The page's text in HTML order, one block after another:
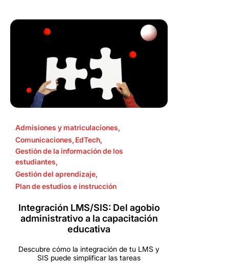
Admisiones y matriculaciones,
Comunicaciones, EdTech,
Gestión de la información de los
estudiantes,
Gestión del aprendizaje,
Plan de estudios e instrucción
Integración LMS/SIS: Del agobio
administrativo a la capacitación
educativa
Descubre cómo la integración de tu LMS y
SIS puede simplificar las tareas